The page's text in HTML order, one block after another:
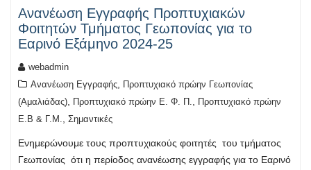
Ανανέωση Εγγραφής Προπτυχιακών
Φοιτητών Τμήματος Γεωπονίας για το
Εαρινό Εξάμηνο 2024-25
webadmin
Ανανέωση Εγγραφής, Προπτυχιακό πρώην Γεωπονίας
(Αμαλιάδας), Προπτυχιακό πρώην Ε. Φ. Π., Προπτυχιακό πρώην
Ε.Β & Γ.Μ., Σημαντικές
Ενημερώνουμε τους προπτυχιακούς φοιτητές του τμήματος
Γεωπονίας ότι η περίοδος ανανέωσης εγγραφής για το Εαρινό